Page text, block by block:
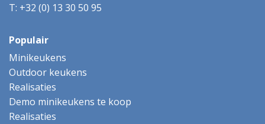
T: +32 (0) 13 30 50 95
Populair
Minikeukens
Outdoor keukens
Realisaties
Demo minikeukens te koop
Realisaties